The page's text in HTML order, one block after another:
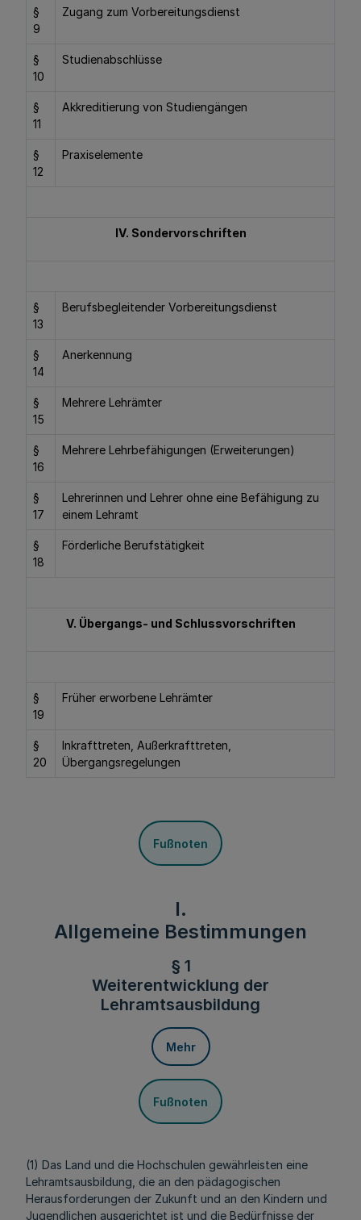
§
9
Zugang zum Vorbereitungsdienst
§
10
Studienabschlüsse
§
11
Akkreditierung von Studiengängen
§
12
Praxiselemente
IV. Sondervorschriften
§
13
Berufsbegleitender Vorbereitungsdienst
§
14
Anerkennung
§
15
Mehrere Lehrämter
§
16
Mehrere Lehrbefähigungen (Erweiterungen)
§
17
Lehrerinnen und Lehrer ohne eine Befähigung zu
einem Lehramt
§
18
Förderliche Berufstätigkeit
V. Übergangs- und Schlussvorschriften
§
19
Früher erworbene Lehrämter
§
20
Inkrafttreten, Außerkrafttreten,
Übergangsregelungen
Fußnoten
I.
Allgemeine Bestimmungen
§ 1
Weiterentwicklung der
Lehramtsausbildung
Mehr
Fußnoten
(1) Das Land und die Hochschulen gewährleisten eine
Lehramtsausbildung , die an den pädagogischen
Herausforderungen der Zukunft und an den Kindern und
Jugendlichen ausgerichtet ist und die Bedürfnisse der